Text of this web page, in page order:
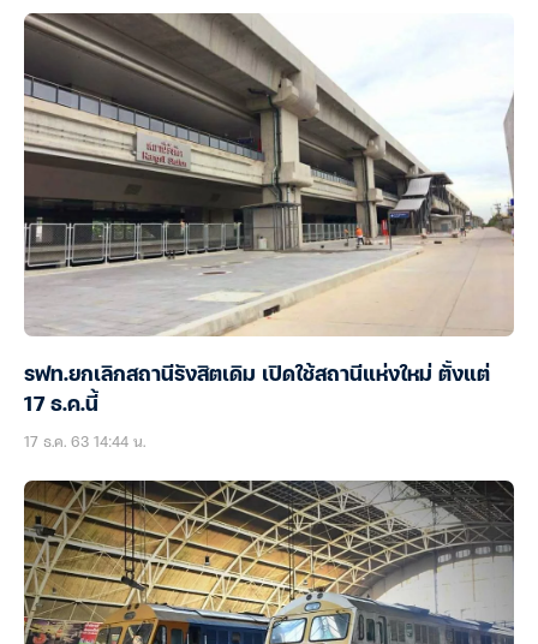
รฟท.ยกเลิกสถานีรังสิตเดิม เปิดใช้สถานีแห่งใหม่ ตั้งแต่
17 ธ.ค.นี้
17 ธ.ค. 63 14:44 น.